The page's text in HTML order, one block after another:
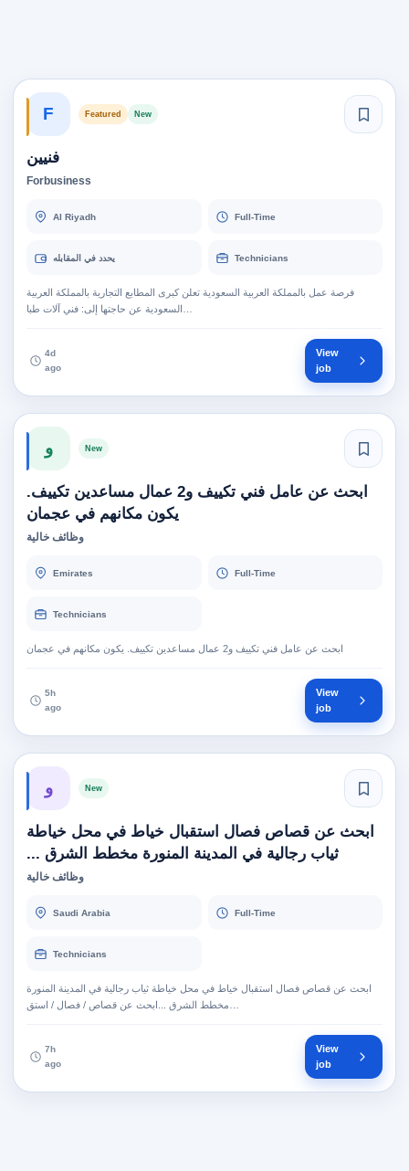
F Featured New
فنيين
Forbusiness
Al Riyadh Full-Time
يحدد في المقابله Technicians
فرصة عمل بالمملكة العربية السعودية تعلن كبرى المطابع التجارية بالمملكة العربية
4d
ago
View
job
و New
ابحث عن عامل فني تكييف و2 عمال مساعدين تكييف.
يكون مكانهم في عجمان
وظائف خالية
Emirates Full-Time
Technicians
ابحث عن عامل فني تكييف و2 عمال مساعدين تكييف. يكون مكانهم في عجمان
5h
ago
View
job
و New
ابحث عن قصاص فصال استقبال خياط في محل خياطة
ثياب رجالية في المدينة المنورة مخطط الشرق ...
وظائف خالية
Saudi Arabia Full-Time
Technicians
ابحث عن قصاص فصال استقبال خياط في محل خياطة ثياب رجالية في المدينة المنورة
7h
ago
View
job